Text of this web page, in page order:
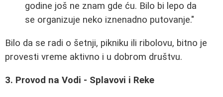
godine još ne znam gde ću. Bilo bi lepo da
se organizuje neko iznenadno putovanje."
Bilo da se radi o šetnji, pikniku ili ribolovu, bitno je
provesti vreme aktivno i u dobrom društvu.
3. Provod na Vodi - Splavovi i Reke